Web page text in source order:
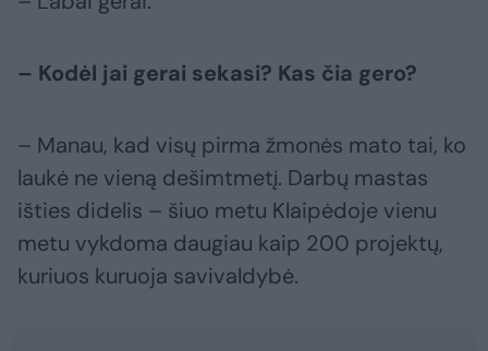
– Kodėl jai gerai sekasi? Kas čia gero?
– Manau, kad visų pirma žmonės mato tai, ko
laukė ne vieną dešimtmetį. Darbų mastas
išties didelis – šiuo metu Klaipėdoje vienu
metu vykdoma daugiau kaip 200 projektų,
kuriuos kuruoja savivaldybė.